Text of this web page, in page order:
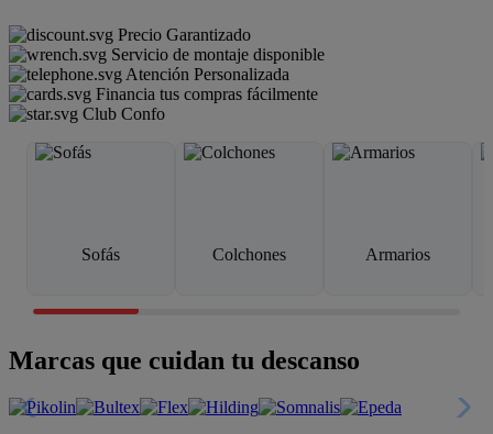
Precio Garantizado
Servicio de montaje disponible
Atención Personalizada
Financia tus compras fácilmente
Club Confo
Sofás Colchones Armarios
Marcas que cuidan tu descanso